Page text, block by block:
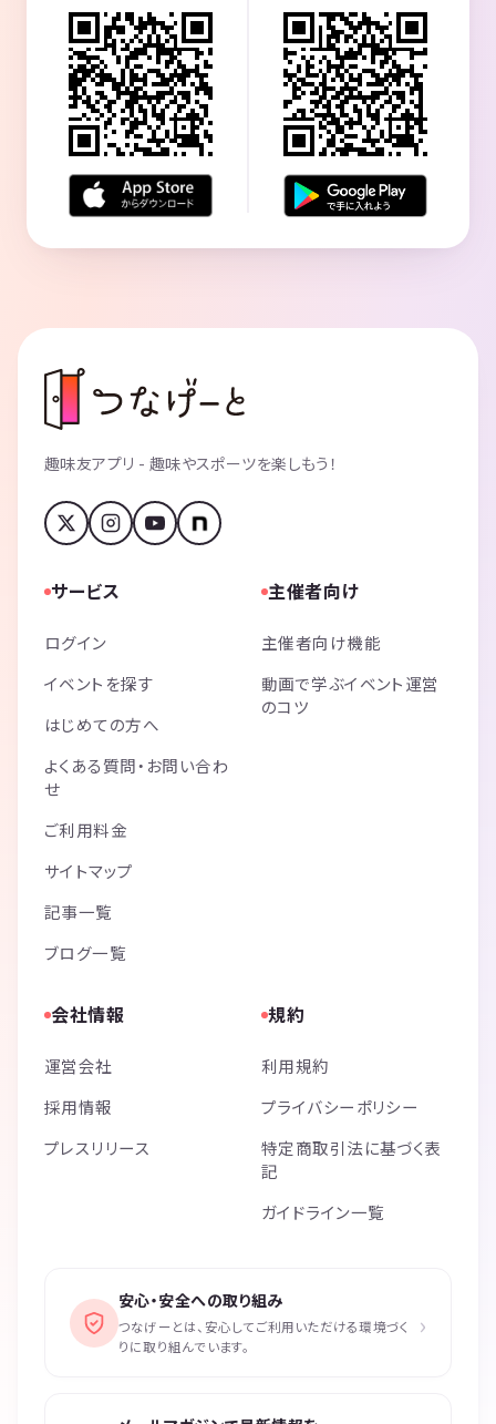
趣味友アプリ - 趣味やスポーツを楽しもう！
サービス
ログイン
イベントを探す
はじめての方へ
よくある質問・お問い合わ
せ
ご利用料金
サイトマップ
記事一覧
ブログ一覧
主催者向け
主催者向け機能
動画で学ぶイベント運営
のコツ
会社情報
運営会社
採用情報
プレスリリース
規約
利用規約
プライバシーポリシー
特定商取引法に基づく表
記
ガイドライン一覧
安心・安全への取り組み
つなげーとは、安心してご利用いただける環境づく
りに取り組んでいます。
›